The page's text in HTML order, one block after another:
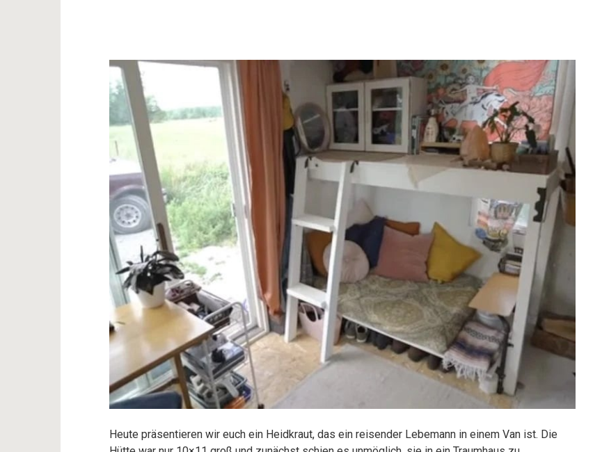
Heute präsentieren wir euch ein Heidkraut, das ein reisender Lebemann in einem Van ist. Die